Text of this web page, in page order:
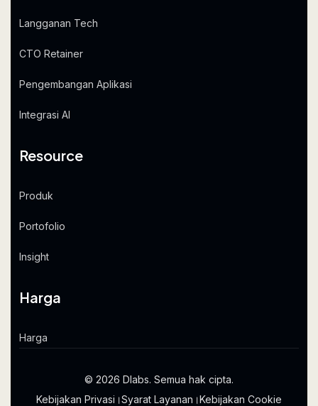
Langganan Tech
CTO Retainer
Pengembangan Aplikasi
Integrasi AI
Resource
Produk
Portofolio
Insight
Harga
Harga
© 2026 Dlabs. Semua hak cipta.
Kebijakan Privasi ।Syarat Layanan ।Kebijakan Cookie